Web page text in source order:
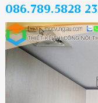
086.789.5828